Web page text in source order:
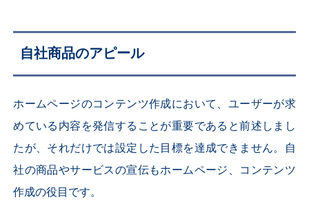
自社商品のアピール
ホームページのコンテンツ作成において、ユーザーが求
めている内容を発信することが重要であると前述しまし
たが、それだけでは設定した目標を達成できません。自
社の商品やサービスの宣伝もホームページ、コンテンツ
作成の役目です。